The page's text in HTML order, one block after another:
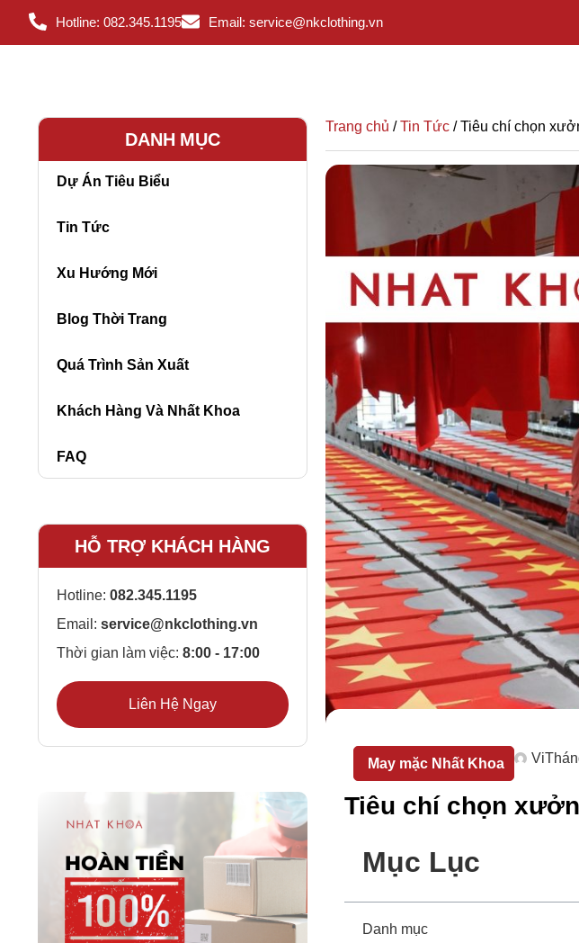
Hotline: 082.345.1195 Email: service@nkclothing.vn
DANH MỤC
Dự Án Tiêu Biểu
Tin Tức
Xu Hướng Mới
Blog Thời Trang
Quá Trình Sản Xuất
Khách Hàng Và Nhất Khoa
FAQ
HỖ TRỢ KHÁCH HÀNG
Hotline: 082.345.1195
Email: service@nkclothing.vn
Thời gian làm việc: 8:00 - 17:00
Liên Hệ Ngay
Trang chủ /Tin Tức / Tiêu chí chọn
May mặc Nhất Khoa Vi
Tiêu chí chọn
Mục Lục
Danh mục